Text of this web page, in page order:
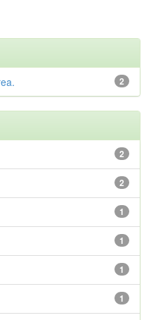
2
2
2
1
1
1
1